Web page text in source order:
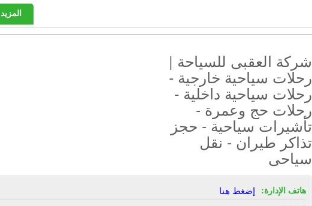
المزيد
شركة العقبى للسياحة |
رحلات سياحية خارجية -
رحلات سياحية داخلية -
رحلات حج وعمرة -
تأشيرات سياحية - حجز
تذاكر طيران - نقل
سياحى
هاتف الإدارة: إضغط هنا